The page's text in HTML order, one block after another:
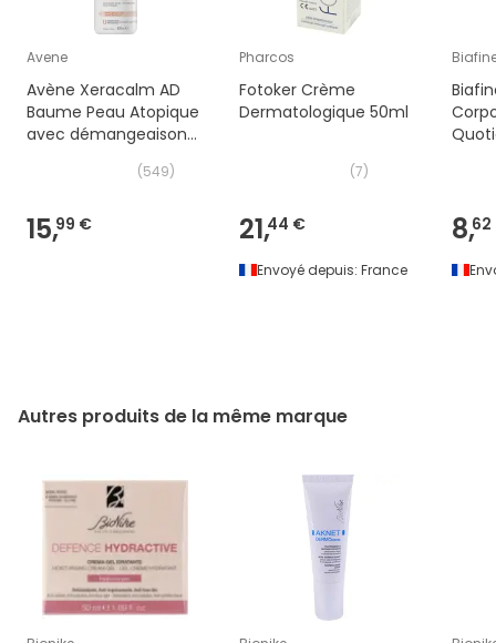
Avene
Avène Xeracalm AD
Baume Peau Atopique
avec démangeaisons
(549)
15,99 €
Pharcos
Fotoker Crème
Dermatologique 50ml
(7)
21,44 €
Envoyé depuis: France
8,
Autres produits de la même marque